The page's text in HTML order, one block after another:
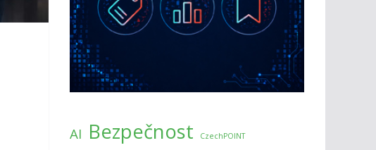
AI Bezpečnost CzechPOINT